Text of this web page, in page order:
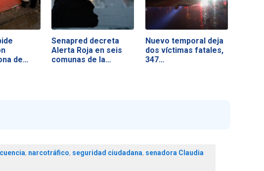
de…
Senapred decreta
Alerta Roja en seis
comunas de la…
Nuevo temporal deja
dos víctimas fatales,
347…
, narcotráfico, seguridad ciudadana, senadora Claudia